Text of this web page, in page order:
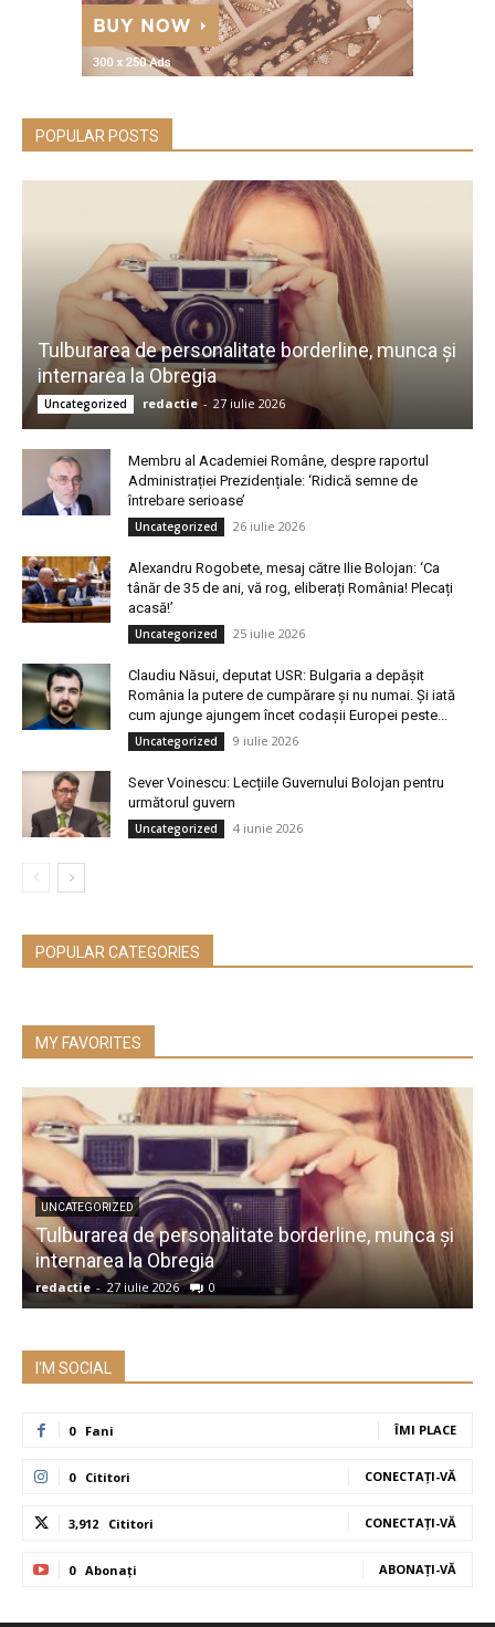
POPULAR POSTS
Tulburarea de personalitate borderline, munca și
internarea la Obregia
Uncategorized redactie - 27 iulie 2026
Membru al Academiei Române, despre raportul
Administrației Prezidențiale: ‘Ridică semne de
întrebare serioase’
Uncategorized 26 iulie 2026
Alexandru Rogobete, mesaj către Ilie Bolojan: ‘Ca
tânăr de 35 de ani, vă rog, eliberați România! Plecați
acasă!’
Uncategorized 25 iulie 2026
Claudiu Năsui, deputat USR: Bulgaria a depășit
România la putere de cumpărare și nu numai. Și iată
cum ajunge ajungem încet codașii Europei peste...
Uncategorized 9 iulie 2026
Sever Voinescu: Lecțiile Guvernului Bolojan pentru
următorul guvern
Uncategorized 4 iunie 2026
POPULAR CATEGORIES
MY FAVORITES
UNCATEGORIZED
Tulburarea de personalitate borderline, munca și
internarea la Obregia
redactie - 27 iulie 2026 0
I'M SOCIAL
0 Fani ÎMI PLACE
0 Cititori CONECTAȚI-VĂ
3,912 Cititori CONECTAȚI-VĂ
0 Abonați ABONAȚI-VĂ